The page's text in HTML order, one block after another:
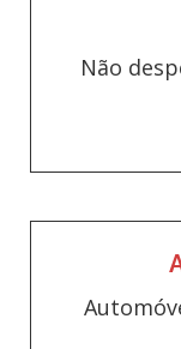
Não